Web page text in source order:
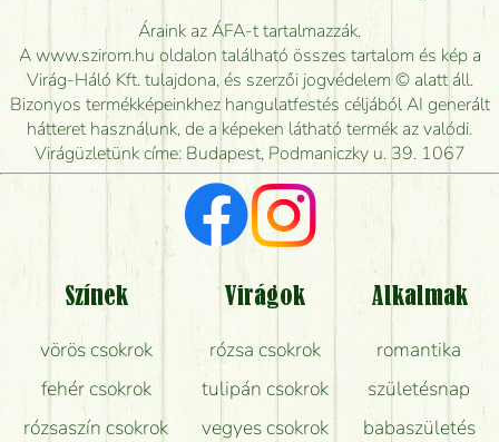
Meddig rendelhetek virágküldést úgy, hogy még ma
kiszállítsák?
Mennyire gyorsan tudják elkészíteni a csokrot, és
mikor tudják leghamarabb kiszállítani?
Vörös rózsát keresek, van önöknél?
Milyen visszajelzést kapok a virágküldésről?
Tényleg azt kapom, ami a képen van?
Hogy marad a lehető legtovább friss a csokor?
Tudok adventi koszorút vásárolni boltban?
Áraink az ÁFA-t tartalmazzák.
A www.szirom.hu oldalon található összes tartalom és kép a
Virág-Háló Kft. tulajdona, és szerzői jogvédelem © alatt áll.
Bizonyos termékképeinkhez hangulatfestés céljából AI generált
hátteret használunk, de a képeken látható termék az valódi.
Virágüzletünk címe: Budapest, Podmaniczky u. 39. 1067
Színek
vörös csokrok
fehér csokrok
rózsaszín csokrok
Virágok
rózsa csokrok
tulipán csokrok
vegyes csokrok
Alkalmak
romantika
születésnap
babaszületés